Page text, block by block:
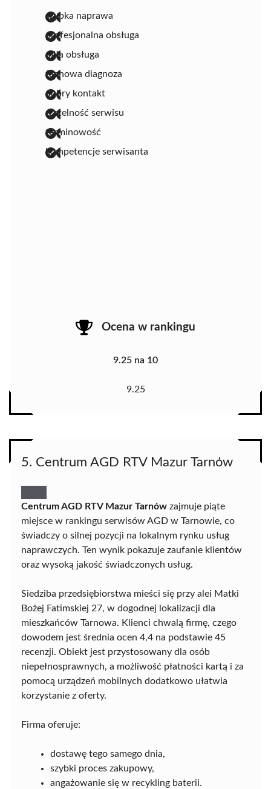
szybka naprawa
profesjonalna obsługa
miła obsługa
fachowa diagnoza
dobry kontakt
rzetelność serwisu
terminowość
kompetencje serwisanta
Ocena w rankingu
9.25 na 10
9.25
5. Centrum AGD RTV Mazur Tarnόw
Centrum AGD RTV Mazur Tarnów zajmuje piąte
miejsce w rankingu serwisów AGD w Tarnowie, co
świadczy o silnej pozycji na lokalnym rynku usług
naprawczych. Ten wynik pokazuje zaufanie klientów
oraz wysoką jakość świadczonych usług.
Siedziba przedsiębiorstwa mieści się przy alei Matki
Bożej Fatimskiej 27, w dogodnej lokalizacji dla
mieszkańców Tarnowa. Klienci chwalą firmę, czego
dowodem jest średnia ocen 4,4 na podstawie 45
recenzji. Obiekt jest przystosowany dla osób
niepełnosprawnych, a możliwość płatności kartą i za
pomocą urządzeń mobilnych dodatkowo ułatwia
korzystanie z oferty.
Firma oferuje:
dostawę tego samego dnia,
szybki proces zakupowy,
angażowanie się w recykling baterii.